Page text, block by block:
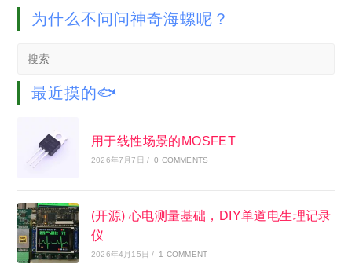
为什么不问问神奇海螺呢？
Search
website
最近摸的🐟
用于线性场景的MOSFET
2026年7月7日 / 0 COMMENTS
(开源) 心电测量基础，DIY单道电生理记录
仪
2026年4月15日 / 1 COMMENT